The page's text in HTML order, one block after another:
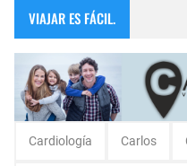
Encuentro de
VIAJAR ES FÁCIL.
Cardiología Carlos